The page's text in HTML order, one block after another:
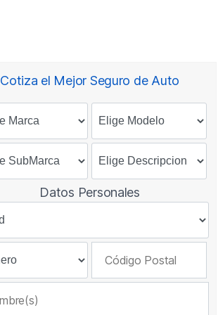
Cotiza el Mejor Seguro de Auto
Datos Personales